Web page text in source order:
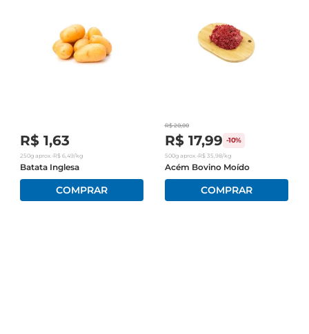
R$ 1,63
250g aprox. •R$ 6,49/kg
Batata Inglesa
R$ 20,00
R$ 17,99 -10%
500gaprox. •R$ 35,98/kg
Acém Bovino Moído